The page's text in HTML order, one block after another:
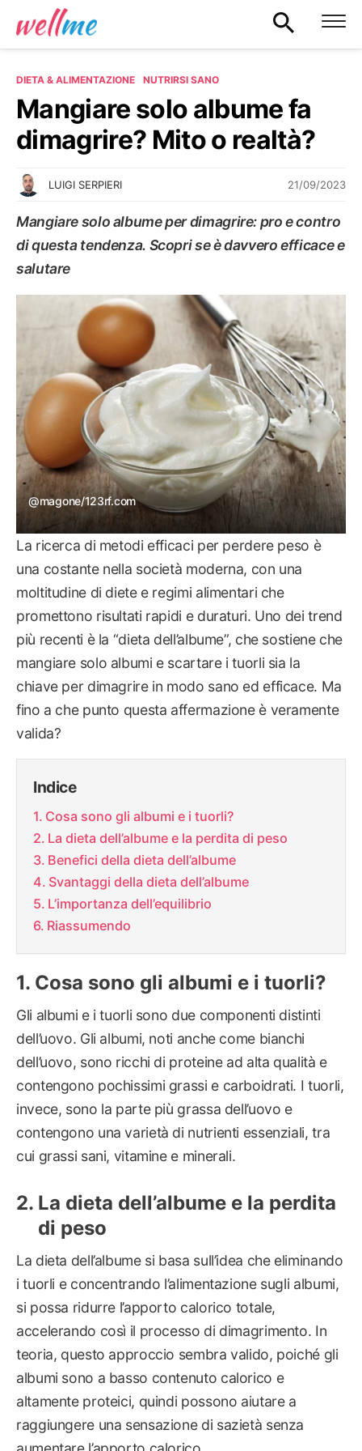
DIETA & ALIMENTAZIONE NUTRIRSI SANO
Mangiare solo albume fa
dimagrire? Mito o realtà?
LUIGI SERPIERI 21/09/2023
Mangiare solo albume per dimagrire: pro e contro
di questa tendenza. Scopri se è davvero efficace e
salutare
@magone/123rf.com
NUTRIRSI SANO
La ricerca di metodi efficaci per perdere peso è
una costante nella società moderna, con una
moltitudine di diete e regimi alimentari che
promettono risultati rapidi e duraturi. Uno dei trend
più recenti è la “dieta dell’albume”, che sostiene che
mangiare solo albumi e scartare i tuorli sia la
chiave per dimagrire in modo sano ed efficace. Ma
fino a che punto questa affermazione è veramente
valida?
Indice
Cosa sono gli albumi e i tuorli?
La dieta dell’albume e la perdita di peso
Benefici della dieta dell’albume
Svantaggi della dieta dell’albume
L’importanza dell’equilibrio
Riassumendo
Cosa sono gli albumi e i tuorli?
Gli albumi e i tuorli sono due componenti distinti
dell’uovo. Gli albumi, noti anche come bianchi
dell’uovo, sono ricchi di proteine ad alta qualità e
contengono pochissimi grassi e carboidrati. I tuorli,
invece, sono la parte più grassa dell’uovo e
contengono una varietà di nutrienti essenziali, tra
cui grassi sani, vitamine e minerali.
La dieta dell’albume e la perdita
di peso
La dieta dell’albume si basa sull’idea che eliminando
i tuorli e concentrando l’alimentazione sugli albumi,
si possa ridurre l’apporto calorico totale,
accelerando così il processo di dimagrimento. In
teoria, questo approccio sembra valido, poiché gli
albumi sono a basso contenuto calorico e
altamente proteici, quindi possono aiutare a
raggiungere una sensazione di sazietà senza